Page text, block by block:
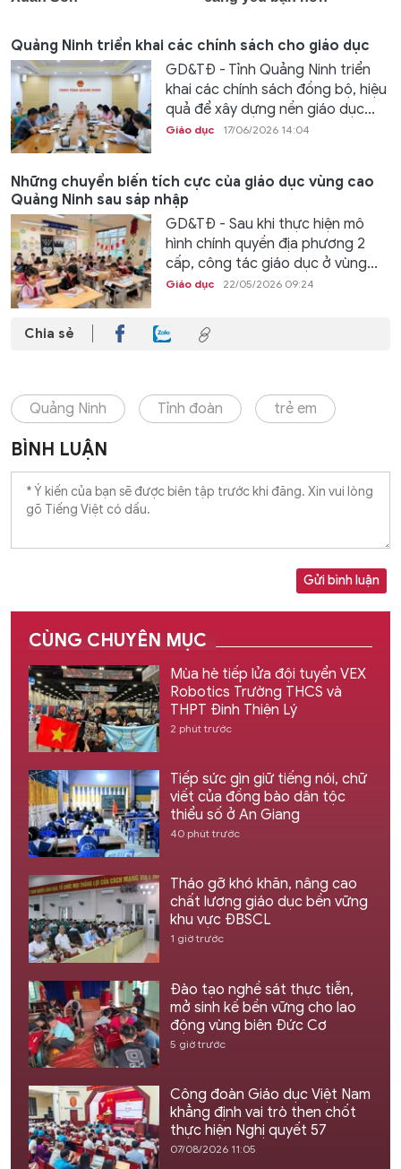
Quảng Ninh triển khai các chính sách cho giáo dục
GD&TĐ - Tỉnh Quảng Ninh triển
khai các chính sách đồng bộ, hiệu
quả để xây dựng nền giáo dục...
Giáo dục 17/06/2026 14:04
Những chuyển biến tích cực của giáo dục vùng cao
Quảng Ninh sau sáp nhập
GD&TĐ - Sau khi thực hiện mô
hình chính quyền địa phương 2
cấp, công tác giáo dục ở vùng...
Giáo dục 22/05/2026 09:24
Chia sẻ
Quảng Ninh Tỉnh đoàn trẻ em
BÌNH LUẬN
Gửi bình luận
CÙNG CHUYÊN MỤC
Mùa hè tiếp lửa đội tuyển VEX
Robotics Trường THCS và
THPT Đinh Thiện Lý
2 phút trước
Tiếp sức gìn giữ tiếng nói, chữ
viết của đồng bào dân tộc
thiểu số ở An Giang
40 phút trước
Tháo gỡ khó khăn, nâng cao
chất lượng giáo dục bền vững
khu vực ĐBSCL
1 giờ trước
Đào tạo nghề sát thực tiễn,
mở sinh kế bền vững cho lao
động vùng biên Đức Cơ
5 giờ trước
Công đoàn Giáo dục Việt Nam
khẳng định vai trò then chốt
thực hiện Nghị quyết 57
07/08/2026 11:05